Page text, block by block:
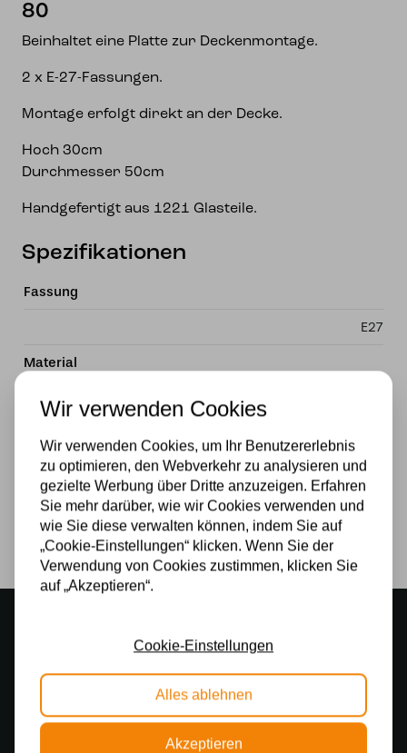
80
Beinhaltet eine Platte zur Deckenmontage.
2 x E-27-Fassungen.
Montage erfolgt direkt an der Decke.
Hoch 30cm
Durchmesser 50cm
Handgefertigt aus 1221 Glasteile.
Spezifikationen
Fassung
E27
Material
230v
Lichtquelle
500 m2 großes Lampengeschäft in Rijssen
Kostenloser Versand
Kostenloser Versand in Deutschland ab 99 €
Kostenlose Lichtquellen
Wir verwenden Cookies
Wir verwenden Cookies, um Ihr Benutzererlebnis
zu optimieren, den Webverkehr zu analysieren und
gezielte Werbung über Dritte anzuzeigen. Erfahren
Sie mehr darüber, wie wir Cookies verwenden und
wie Sie diese verwalten können, indem Sie auf
„Cookie-Einstellungen“ klicken. Wenn Sie der
Verwendung von Cookies zustimmen, klicken Sie
auf „Akzeptieren“.
Cookie-Einstellungen
Alles ablehnen
Akzeptieren